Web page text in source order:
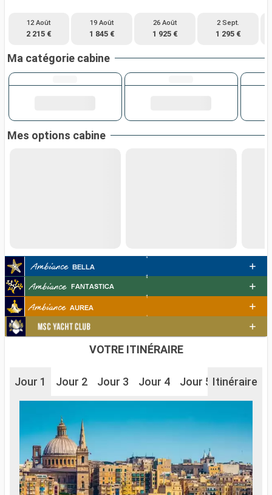
12 Août
2 215 €
19 Août
1 845 €
26 Août
1 925 €
2 Sept.
1 295 €
Ma catégorie cabine
Mes options cabine
VOTRE ITINÉRAIRE
Jour 1 Jour 2 Jour 3 Jour 4 Jour 5 Jour 6
Itinéraire